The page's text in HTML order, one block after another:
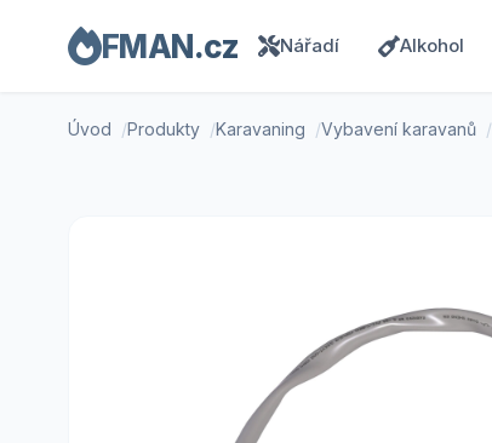
FMAN.cz Nářadí Alkohol
Úvod Produkty Karavaning Vybavení karavanů